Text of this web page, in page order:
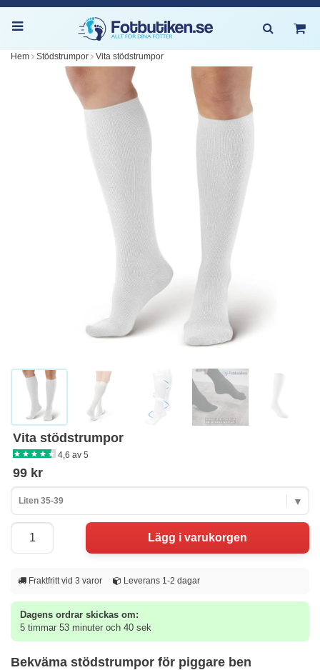
Hem Stödstrumpor Vita stödstrumpor
Vita stödstrumpor
4,6 av 5
99 kr
Liten 35-39
Fraktfritt vid 3 varor Leverans 1-2 dagar
Dagens ordrar skickas om:
5 timmar 53 minuter och 39 sek
Bekväma stödstrumpor för piggare ben